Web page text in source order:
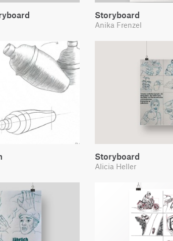
Storyboard
Anika Frenzel
Storyboard
Alicia Heller